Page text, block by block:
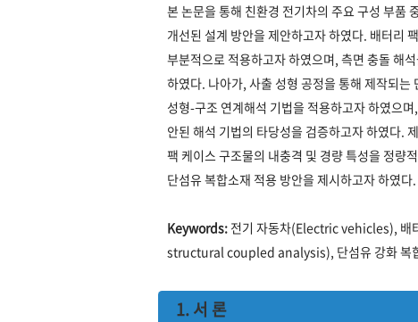
본 논문을 통해 친환경 전기차의 주요 구성 부품
개선된 설계 방안을 제안하고자 하였다. 배터리
부분적으로 적용하고자 하였으며, 측면 충돌 해
하였다. 나아가, 사출 성형 공정을 통해 제작되
성형-구조 연계해석 기법을 적용하고자 하였으
안된 해석 기법의 타당성을 검증하고자 하였다.
팩 케이스 구조물의 내충격 및 경량 특성을 정량
단섬유 복합소재 적용 방안을 제시하고자 하였다.
Keywords: 전기 자동차(Electric vehicles),
structural coupled analysis), 단섬유 강화
1. 서 론